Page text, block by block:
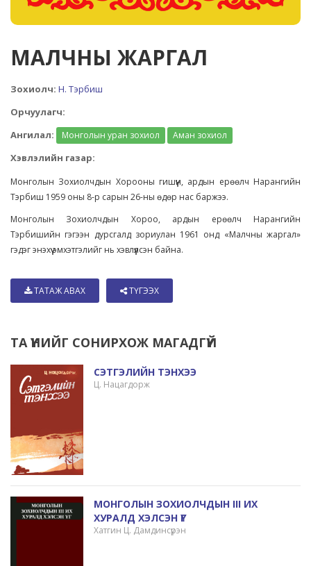
МАЛЧНЫ ЖАРГАЛ
Зохиолч: Н. Тэрбиш
Орчуулагч:
Ангилал:
Монголын уран зохиол Аман зохиол
Хэвлэлийн газар:
Монголын Зохиолчдын Хорооны гишүүн, ардын ерөөлч Нарангийн
Тэрбиш 1959 оны 8-р сарын 26-ны өдөр нас баржээ.
Монголын Зохиолчдын Хороо, ардын ерөөлч Нарангийн
Тэрбишийн гэгээн дурсгалд зориулан 1961 онд «Малчны жаргал»
гэдэг энэхүү эмхэтгэлийг нь хэвлүүлсэн байна.
ТАТАЖ АВАХ ТҮГЭЭХ
ТА ҮҮНИЙГ СОНИРХОЖ МАГАДГҮЙ
СЭТГЭЛИЙН ТЭНХЭЭ
Ц. Нацагдорж
МОНГОЛЫН ЗОХИОЛЧДЫН III ИХ
ХУРАЛД ХЭЛСЭН ҮГ
Хатгин Ц. Дамдинсүрэн